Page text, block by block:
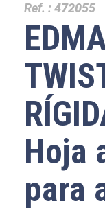
Ref. :472055
Hoja
para